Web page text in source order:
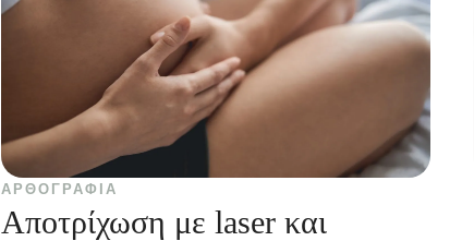
ΑΡΘΟΓΡΑΦΊΑ
Αποτρίχωση με laser και